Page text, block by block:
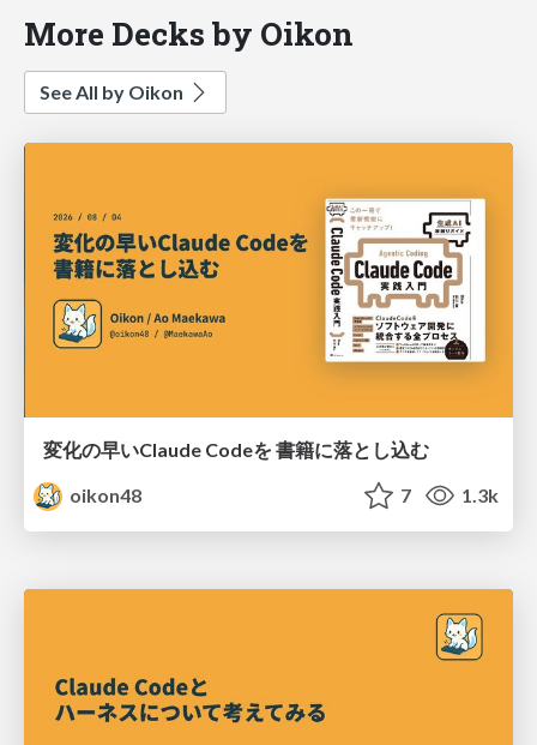
More Decks by Oikon
See All by Oikon
変化の早いClaude Codeを 書籍に落とし込む
oikon48
7 1.3k